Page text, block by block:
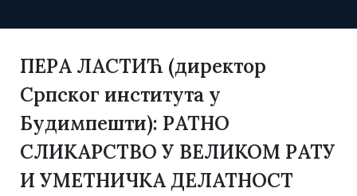
ПЕРА ЛАСТИЋ (директор
Српског института у
Будимпешти): РАТНО
СЛИКАРСТВО У ВЕЛИКОМ РАТУ
И УМЕТНИЧКА ДЕЛАТНОСТ